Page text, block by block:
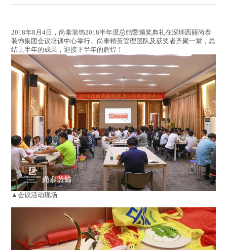
2018年8月4日，尚泰装饰2018半年度总结暨颁奖典礼在深圳西丽尚泰
装饰集团会议培训中心举行。尚泰精英管理团队及获奖者齐聚一堂，总
结上半年的成果，迎接下半年的辉煌！
▲会议活动现场